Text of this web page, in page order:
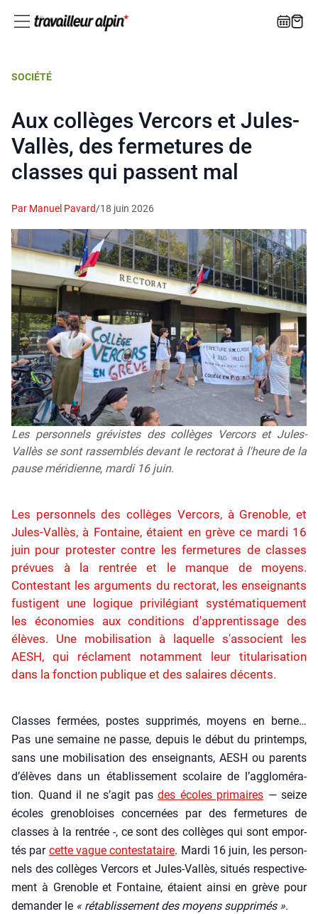
SOCIÉTÉ
Aux collèges Vercors et Jules-
Vallès, des fermetures de
classes qui passent mal
Par Manuel Pavard/18 juin 2026
Les personnels grévistes des collèges Vercors et Jules-
Vallès se sont rassemblés devant le rectorat à l'heure de la
pause méridienne, mardi 16 juin.
Les personnels des collèges Vercors, à Grenoble, et
Jules-Vallès, à Fontaine, étaient en grève ce mardi 16
juin pour protester contre les fermetures de classes
prévues à la rentrée et le manque de moyens.
Contestant les arguments du rectorat, les enseignants
fustigent une logique privilégiant systématiquement
les économies aux conditions d'apprentissage des
élèves. Une mobilisation à laquelle s'associent les
AESH, qui réclament notamment leur titularisation
dans la fonction publique et des salaires décents.
Classes fer­mées, postes sup­pri­més, moyens en berne…
Pas une semaine ne passe, depuis le début du prin­temps,
sans une mobi­li­sa­tion des ensei­gnants, AESH ou parents
d’é­lèves dans un éta­blis­se­ment sco­laire de l’ag­glo­mé­ra­
tion. Quand il ne s’a­git pas des écoles pri­maires — seize
écoles gre­no­bloises concer­nées par des fer­me­tures de
classes à la ren­trée -, ce sont des col­lèges qui sont empor­
tés par cette vague contes­ta­taire. Mar­di 16 juin, les per­son­
nels des col­lèges Ver­cors et Jules-Val­lès, situés res­pec­ti­ve­
ment à Gre­noble et Fon­taine, étaient ain­si en grève pour
deman­der le « réta­blis­se­ment des moyens sup­pri­més ».